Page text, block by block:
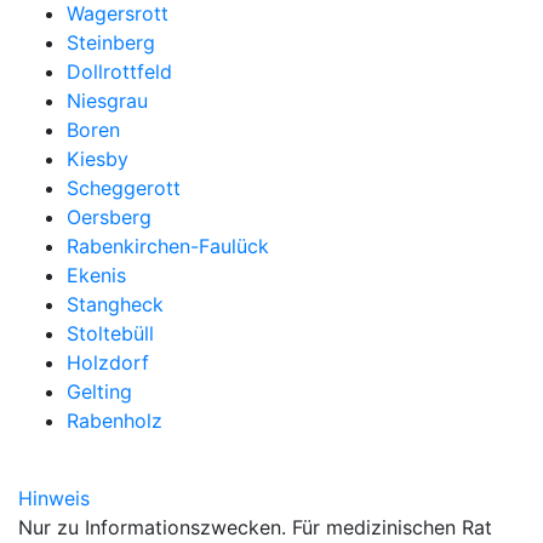
Wagersrott
Steinberg
Dollrottfeld
Niesgrau
Boren
Kiesby
Scheggerott
Oersberg
Rabenkirchen-Faulück
Ekenis
Stangheck
Stoltebüll
Holzdorf
Gelting
Rabenholz
Hinweis
Nur zu Informationszwecken. Für medizinischen Rat